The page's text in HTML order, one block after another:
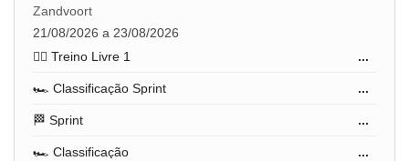
Zandvoort
21/08/2026 a 23/08/2026
🏋️‍♂️ Treino Livre 1
...
🏎️ Classificação Sprint ...
🏁 Sprint ...
🏎️ Classificação ...